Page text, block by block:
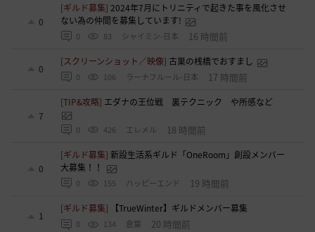
0
[ギルド募集]2024年7月にトリニティで起きた事を風化させ
ない為の仲間を募集しています!
0 83 シャイミン-日本 16 時間前
0
[スクリーンショット／映像] 古巣の桟橋でおすまし
0 106 ラーナフルール-日本 17 時間前
7
[TIP&攻略] エダナの王位戦 裏テクニック や所感など
0 426 エレメル 18 時間前
0
[ギルド募集]新設生活系ギルド「OneRoom」創設メンバー
大募集！！
0 155 ハッピーエンド 19 時間前
1
[ギルド募集] 【TrueWinter】ギルドメンバー募集
0 134 倉葉 20 時間前